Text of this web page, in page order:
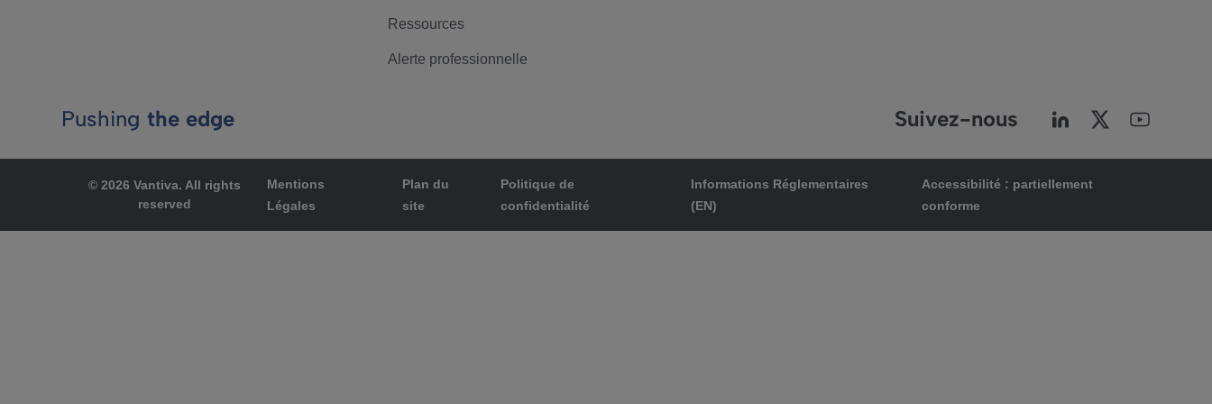
Ressources
Alerte professionnelle
Pushing the edge Suivez-nous
© 2026 Vantiva. All rights
reserved
Mentions
Légales
Plan du
site
Politique de
confidentialité
Informations Réglementaires
(EN)
Accessibilité : partiellement
conforme